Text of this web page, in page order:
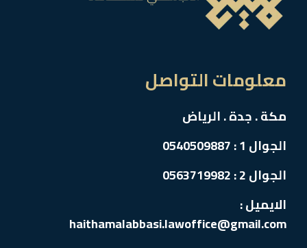
معلومات التواصل
مكة . جدة . الرياض
الجوال 1 : 0540509887
الجوال 2 : 0563719982
الايميل :
haithamalabbasi.lawoffice@gmail.com